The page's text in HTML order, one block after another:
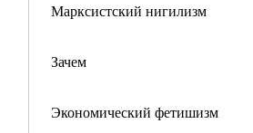
Марксистский нигилизм
Зачем
Экономический фетишизм